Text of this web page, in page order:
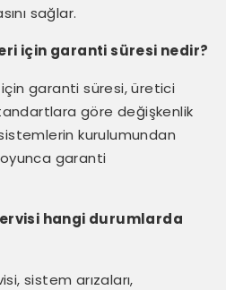
sağlar.
için garanti süresi nedir?
garanti süresi, üretici
göre değişkenlik
kurulumundan
garanti
hangi durumlarda
sistem arızaları,